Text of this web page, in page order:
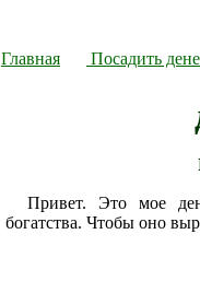
Главная Посадить
Привет. Это мое
богатства. Чтобы оно